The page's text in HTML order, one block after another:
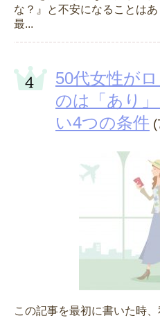
な？』と不安になることは
最...
50代女性が
のは「あり
い4つの条件
この記事を最初に書いた時